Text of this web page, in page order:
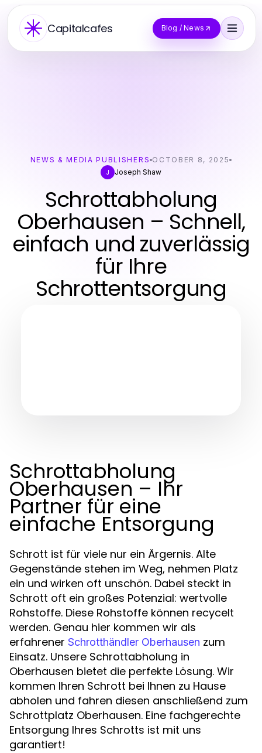
Capitalcafes Blog / News
NEWS & MEDIA PUBLISHERS OCTOBER 8, 2025
J
Joseph Shaw
Schrottabholung
Oberhausen – Schnell,
einfach und zuverlässig
für Ihre
Schrottentsorgung
Schrottabholung
Oberhausen – Ihr
Partner für eine
einfache Entsorgung
Schrott ist für viele nur ein Ärgernis. Alte
Gegenstände stehen im Weg, nehmen Platz
ein und wirken oft unschön. Dabei steckt in
Schrott oft ein großes Potenzial: wertvolle
Rohstoffe. Diese Rohstoffe können recycelt
werden. Genau hier kommen wir als
erfahrener Schrotthändler Oberhausen zum
Einsatz. Unsere Schrottabholung in
Oberhausen bietet die perfekte Lösung. Wir
kommen Ihren Schrott bei Ihnen zu Hause
abholen und fahren diesen anschließend zum
Schrottplatz Oberhausen. Eine fachgerechte
Entsorgung Ihres Schrotts ist mit uns
garantiert!